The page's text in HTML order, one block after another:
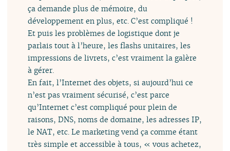
ça demande plus de mémoire, du
développement en plus, etc. C’est compliqué !
Et puis les problèmes de logistique dont je
parlais tout à l’heure, les flashs unitaires, les
impressions de livrets, c’est vraiment la galère
à gérer.
En fait, l’Internet des objets, si aujourd’hui ce
n’est pas vraiment sécurisé, c’est parce
qu’Internet c’est compliqué pour plein de
raisons, DNS, noms de domaine, les adresses IP,
le NAT, etc. Le marketing vend ça comme étant
très simple et accessible à tous, « vous achetez,